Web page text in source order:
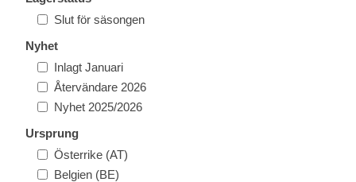
Slut för säsongen
Nyhet
Inlagt Januari
Återvändare 2026
Nyhet 2025/2026
Ursprung
Österrike (AT)
Belgien (BE)